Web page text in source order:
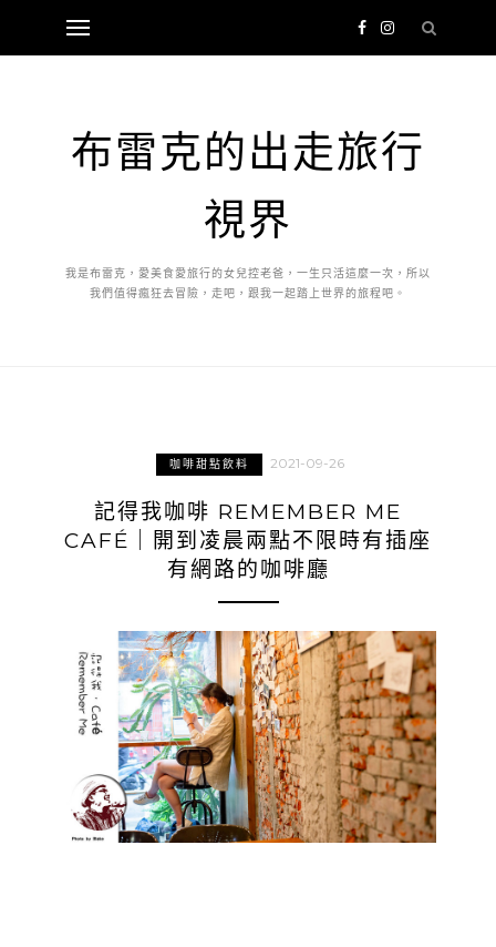
布雷克的出走旅行
視界
我是布雷克，愛美食愛旅行的女兒控老爸，一生只活這麼一次，所以
我們值得瘋狂去冒險，走吧，跟我一起踏上世界的旅程吧。
咖啡甜點飲料 2021-09-26
記得我咖啡 REMEMBER ME
CAFÉ｜開到凌晨兩點不限時有插座
有網路的咖啡廳